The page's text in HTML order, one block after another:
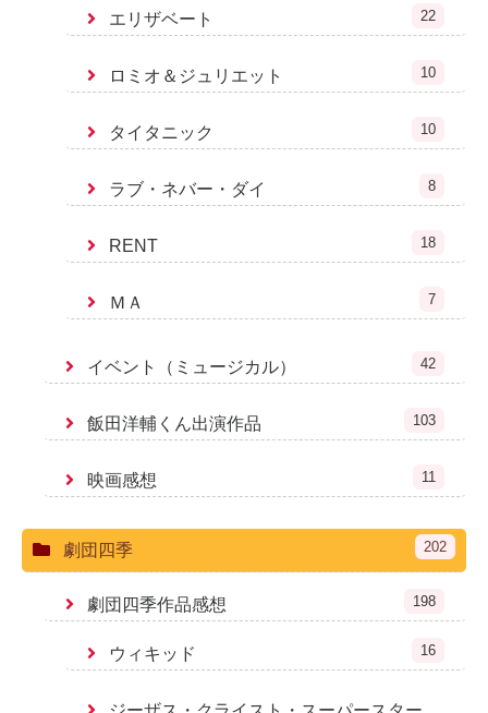
エリザベート 22
ロミオ＆ジュリエット 10
タイタニック 10
ラブ・ネバー・ダイ 8
RENT 18
ＭＡ 7
イベント（ミュージカル） 42
飯田洋輔くん出演作品 103
映画感想 11
劇団四季 202
劇団四季作品感想 198
ウィキッド 16